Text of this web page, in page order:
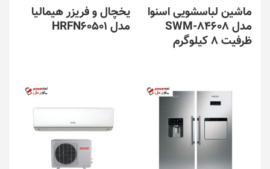
ماشین لباسشویی اسنوا
مدل SWM-84608
ظرفیت ۸ کیلوگرم
یخچال و فریزر هیمالیا
مدل HRFN60501